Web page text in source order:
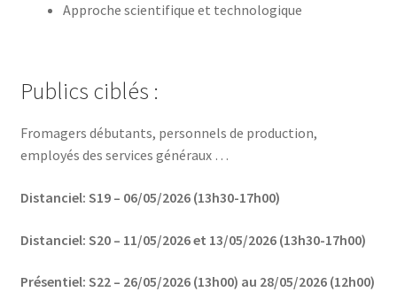
Approche scientifique et technologique
Publics ciblés :
Fromagers débutants, personnels de production,
employés des services généraux …
Distanciel: S19 – 06/05/2026 (13h30-17h00)
Distanciel: S20 – 11/05/2026 et 13/05/2026 (13h30-17h00)
Présentiel: S22 – 26/05/2026 (13h00) au 28/05/2026 (12h00)